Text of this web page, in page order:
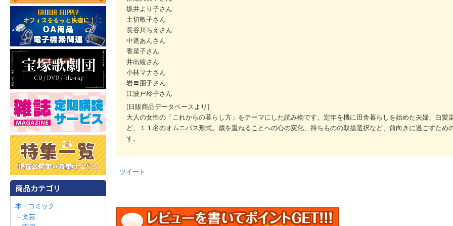
本・コミック
文芸
坂井より子さん
土切敬子さん
長谷川ちえさん
中道あんさん
香菜子さん
井出綾さん
小林マナさん
岩〓朋子さん
江波戸玲子さん
[日販商品データベースより]
大人の女性の「これからの暮らし方」をテーマにした読み物です。定年を機に田舎暮らしを始めた夫婦、白髪
ど、１１名のオムニバス形式。歳を重ねることへの心の変化、持ちものの取捨選択など、前向きに過ごすため
す。
ツイート